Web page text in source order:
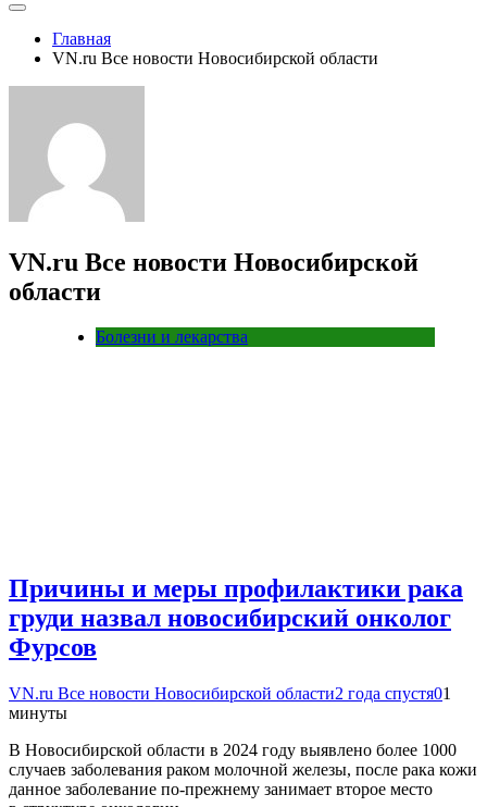
Главная
VN.ru Все новости Новосибирской области
VN.ru Все новости Новосибирской
области
Болезни и лекарства
Причины и меры профилактики рака
груди назвал новосибирский онколог
Фурсов
VN.ru Все новости Новосибирской области2 года спустя01
минуты
В Новосибирской области в 2024 году выявлено более 1000
случаев заболевания раком молочной железы, после рака кожи
данное заболевание по-прежнему занимает второе место